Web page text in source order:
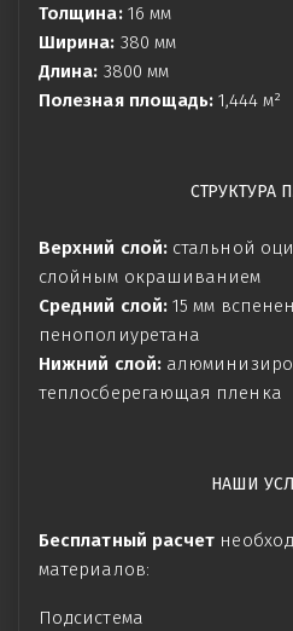
Толщина:16 мм
Ширина: 380 мм
Длина: 3800 мм
Полезная площадь: 1,444 м²
СТРУКТУРА
Верхний слой:стальной
слойным окрашиванием
Средний слой:15 мм
пенополиуретана
Нижний слой:
теплосберегающая пленка
НАШИ
Бесплатный расчет
материалов:
Подсистема